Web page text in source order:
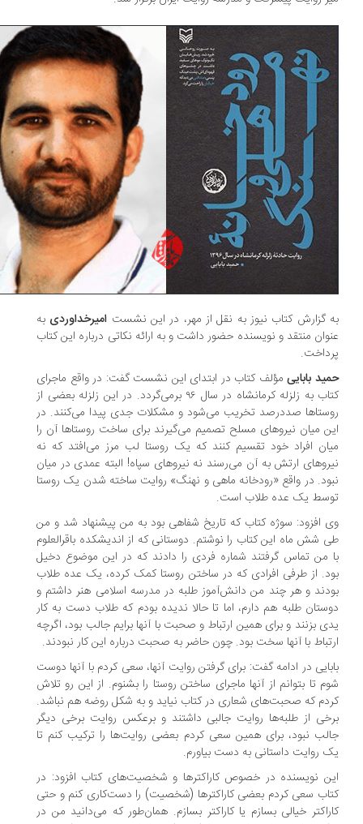
گزارش کتاب نیوز به نقل از مهر، در این نشستامیرخداوردیبه
منتقد و نویسنده حضور داشت و به ارائه نکاتی درباره این کتاب
باباییمؤلف کتاب در ابتدای این نشست گفت: در واقع ماجرای
کتاب به زلزله کرمانشاه در سال ۹۶ برمی‌گردد. در این زلزله بعضی از
صددرصد تخریب می‌شود و مشکلات جدی پیدا می‌کنند. در
میان نیروهای مسلح تصمیم می‌گیرند برای ساخت روستاها آن را
افراد خود تقسیم کنند که یک روستا لب مرز می‌افتد که نه
ارتش به آن می‌رسند نه نیروهای سپاه! البته عمدی در میان
در واقع «رودخانه ماهی و نهنگ» روایت ساخته شدن یک روستا
یک عده طلاب است.
افزود: سوژه کتاب که تاریخ شفاهی بود به من پیشنهاد شد و من
شش ماه این کتاب را نوشتم. دوستانی که از اندیشکده باقرالعلوم
من تماس گرفتند شماره فردی را دادند که در این موضوع دخیل
از طرفی افرادی که در ساختن روستا کمک کرده، یک عده طلاب
و هر چند من دانش‌آموز طلبه در مدرسه اسلامی هنر داشتم و
طلبه هم دارم، اما تا حالا ندیده بودم که طلاب دست به کار
بزنند و برای همین ارتباط و صحبت با آنها برایم جالب بود، اگرچه
با آنها سخت بود. چون حاضر به صحبت درباره این کار نبودند.
در ادامه گفت: برای گرفتن روایت آنها، سعی کردم با آنها دوست
تا بتوانم از آنها ماجرای ساختن روستا را بشنوم. از این رو تلاش
که صحبت‌های شعاری در کتاب نیاید و به شکل روضه هم نباشد.
از طلبه‌ها روایت جالبی داشتند و برعکس روایت برخی دیگر
نبود، برای همین سعی کردم بعضی روایت‌ها را ترکیب کنم تا
روایت داستانی به دست بیاورم.
نویسنده در خصوص کاراکترها و شخصیت‌های کتاب افزود: در
سعی کردم بعضی کاراکترها (شخصیت) را دست‌کاری کنم و حتی
خیالی بسازم یا کاراکتر بسازم. همان‌طور که می‌دانید من در